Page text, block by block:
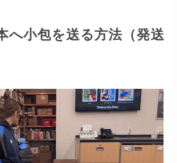
へ小包を送る方法（発送